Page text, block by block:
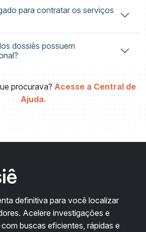
para contratar os serviços
dossiês possuem
procurava? Acesse a Central de
Ajuda.
definitiva para você localizar
Acelere investigações e
buscas eficientes, rápidas e